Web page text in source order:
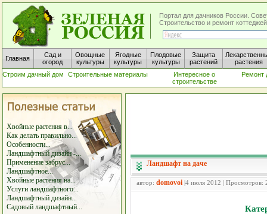
Портал для дачников России.
Строительство и ремонт
Главная
Сад и
огород
Овощные
культуры
Ягодные
культуры
Плодовые
культуры
Защита
растений
растения
Строим дачный дом
Строительные материалы
Интересное о
строительстве
Ремонт
Хвойные растения в...
Как делать правильно...
Особенности...
Ландшафтный дизайн -...
Применение забрус...
Ландшафтное...
Хвойные растения на...
Услуги ландшафтного...
Ландшафтный дизайн...
Садовый ландшафтный...
Ландшафт на даче
автор: domovoi |4 июля 2012 | Просмотров: